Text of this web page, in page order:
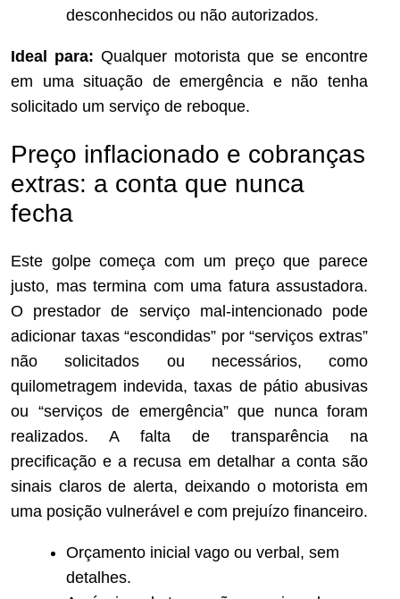
desconhecidos ou não autorizados.
Ideal para: Qualquer motorista que se encontre
em uma situação de emergência e não tenha
solicitado um serviço de reboque.
Preço inflacionado e cobranças
extras: a conta que nunca
fecha
Este golpe começa com um preço que parece
justo, mas termina com uma fatura assustadora.
O prestador de serviço mal-intencionado pode
adicionar taxas “escondidas” por “serviços extras”
não solicitados ou necessários, como
quilometragem indevida, taxas de pátio abusivas
ou “serviços de emergência” que nunca foram
realizados. A falta de transparência na
precificação e a recusa em detalhar a conta são
sinais claros de alerta, deixando o motorista em
uma posição vulnerável e com prejuízo financeiro.
Orçamento inicial vago ou verbal, sem
detalhes.